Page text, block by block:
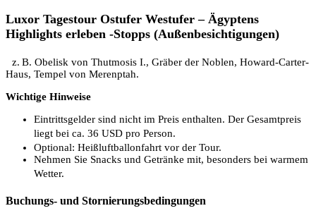
Luxor Tagestour Ostufer Westufer – Ägyptens
Highlights erleben -Stopps (Außenbesichtigungen)
z. B. Obelisk von Thutmosis I., Gräber der Noblen, Howard-Carter-
Haus, Tempel von Merenptah.
Wichtige Hinweise
Eintrittsgelder sind nicht im Preis enthalten. Der Gesamtpreis
liegt bei ca. 36 USD pro Person.
Optional: Heißluftballonfahrt vor der Tour.
Nehmen Sie Snacks und Getränke mit, besonders bei warmem
Wetter.
Buchungs- und Stornierungsbedingungen